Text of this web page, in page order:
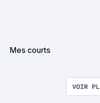
Mes courts
VOIR